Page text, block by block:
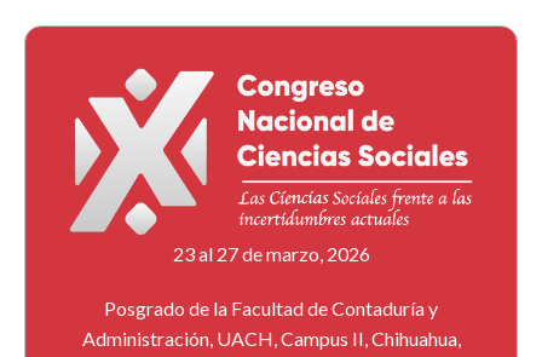
23 al 27 de marzo, 2026
Posgrado de la Facultad de Contaduría y
Administración, UACH, Campus II, Chihuahua,